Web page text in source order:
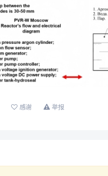
感谢 举报